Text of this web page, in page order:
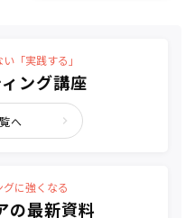
「実践する」
ング講座
へ
に強くなる
最新資料